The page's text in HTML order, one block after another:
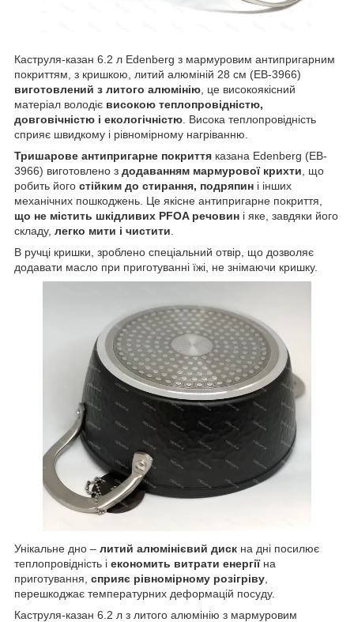
Каструля-казан 6.2 л Edenberg з мармуровим антипригарним
покриттям, з кришкою, литий алюміній 28 см (EB-3966)
виготовлений з литого алюмінію , це високоякісний
матеріал володіє високою теплопровідністю,
довговічністю і екологічністю . Висока теплопровідність
сприяє швидкому і рівномірному нагріванню.
Тришарове антипригарне покриття казана Edenberg (EB-
3966) виготовлено з додаванням мармурової крихти , що
робить його стійким до стирання, подряпин і інших
механічних пошкоджень. Це якісне антипригарне покриття,
що не містить шкідливих PFOA речовин і яке, завдяки його
складу, легко мити і чистити
В ручці кришки, зроблено спеціальний отвір, що дозволяє
додавати масло при приготуванні їжі, не знімаючи кришку.
Унікальне дно – литий алюмінієвий диск на дні посилює
теплопровідність і економить витрати енергіїна
приготування, сприяє рівномірному розігріву
перешкоджає температурних деформацій посуду.
Каструля-казан 6.2 л з литого алюмінію з мармуровим